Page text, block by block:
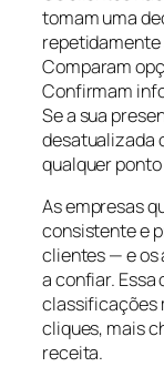
tomam uma
repetidamente
Comparam
Confirmam
Se a sua
desatualizada
qualquer
As empresas
consistente e
clientes — e os
a confiar.
classificações
cliques, mais
receita.